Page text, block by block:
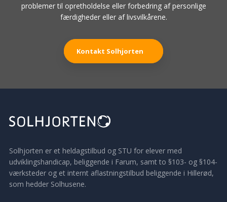
problemer til opretholdelse eller forbedring af personlige
færdigheder eller af livsvilkårene.
Kontakt Solhjorten
Solhjorten er et heldagstilbud og STU for elever med
udviklingshandicap, beliggende i Farum, samt to §103- og §104-
værksteder og et internt aflastningstilbud beliggende i Hillerød,
som hedder Solhusene.